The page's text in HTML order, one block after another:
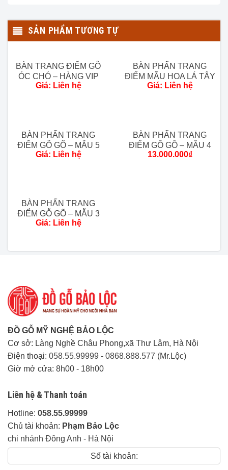
Thông số sản phẩm Bàn Phấn Trang Điểm Hoa Hồng Gỗ
Chất liệu: Gỗ Mun Hoa Lào 100%.
Kích thước chi tiết:
Chi phí giao hàng:
Ngoài 80km khu vực phía Bắc
Cam Kết của Đồ Gỗ Mỹ Nghệ Bảo Lộc:
Đảm Bảo đúng 100% chất lượng gỗ khi
thỏa thuận, nếu phát hiện sai gỗ hoàn tiền
100% + đền bù 10% giá trị tiền hàng.
Sản phẩm bằng gỗ cao cấp bảo
hành mọt:
Sản Phẩm bền đẹp trên 20 năm
SẢN PHẨM TƯƠNG TỰ
BÀN TRANG ĐIỂM GỖ
ÓC CHÓ – HÀNG VIP
Giá: Liên hệ
BÀN PHẤN TRANG
ĐIỂM MẪU HOA LÁ TÂY
GỖ HƯƠNG ĐÁ
Giá: Liên hệ
BÀN PHẤN TRANG
ĐIỂM GỖ GÕ – MẪU 5
Giá: Liên hệ
BÀN PHẤN TRANG
ĐIỂM GỖ GÕ – MẪU 4
13.000.000₫
BÀN PHẤN TRANG
ĐIỂM GỖ GÕ – MẪU 3
Giá: Liên hệ
ĐỒ GỖ MỸ NGHỆ BẢO LỘC
Cơ sở: Làng Nghề Châu Phong,xã Thư Lâm, Hà Nội
Điện thoại: 058.55.99999 - 0868.888.577 (Mr.Lộc)
Giờ mở cửa: 8h00 - 18h00
Liên hệ & Thanh toán
Hotline: 058.55.99999
Chủ tài khoản: Phạm Bảo Lộc
chi nhánh Đông Anh - Hà Nội
Số tài khoản: